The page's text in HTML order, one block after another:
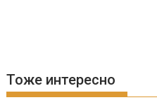
Тоже интересно